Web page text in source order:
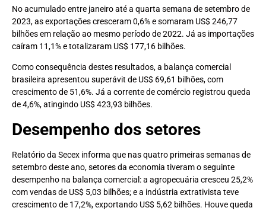
No acumulado entre janeiro até a quarta semana de setembro de
2023, as exportações cresceram 0,6% e somaram US$ 246,77
bilhões em relação ao mesmo período de 2022. Já as importações
caíram 11,1% e totalizaram US$ 177,16 bilhões.
Como consequência destes resultados, a balança comercial
brasileira apresentou superávit de US$ 69,61 bilhões, com
crescimento de 51,6%. Já a corrente de comércio registrou queda
de 4,6%, atingindo US$ 423,93 bilhões.
Desempenho dos setores
Relatório da Secex informa que nas quatro primeiras semanas de
setembro deste ano, setores da economia tiveram o seguinte
desempenho na balança comercial: a agropecuária cresceu 25,2%
com vendas de US$ 5,03 bilhões; e a indústria extrativista teve
crescimento de 17,2%, exportando US$ 5,62 bilhões. Houve queda